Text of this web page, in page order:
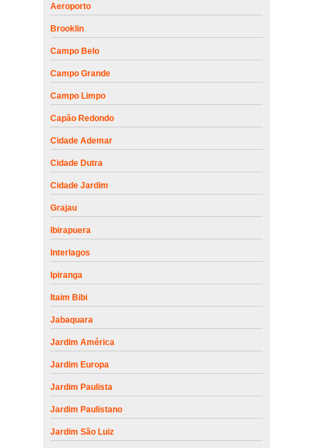
Aeroporto
Brooklin
Campo Belo
Campo Grande
Campo Limpo
Capão Redondo
Cidade Ademar
Cidade Dutra
Cidade Jardim
Grajau
Ibirapuera
Interlagos
Ipiranga
Itaim Bibi
Jabaquara
Jardim América
Jardim Europa
Jardim Paulista
Jardim Paulistano
Jardim São Luiz